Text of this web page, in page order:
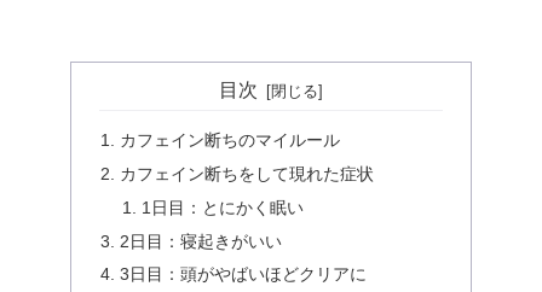
目次
カフェイン断ちのマイルール
カフェイン断ちをして現れた症状
1日目：とにかく眠い
2日目：寝起きがいい
3日目：頭がやばいほどクリアに